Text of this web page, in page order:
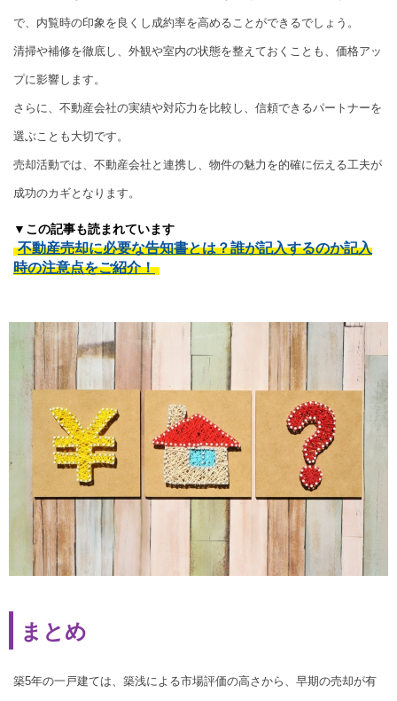
で、内覧時の印象を良くし成約率を高めることができるでしょう。
清掃や補修を徹底し、外観や室内の状態を整えておくことも、価格アッ
プに影響します。
さらに、不動産会社の実績や対応力を比較し、信頼できるパートナーを
選ぶことも大切です。
売却活動では、不動産会社と連携し、物件の魅力を的確に伝える工夫が
成功のカギとなります。
▼この記事も読まれています
不動産売却に必要な告知書とは？誰が記入するのか記入
時の注意点をご紹介！
まとめ
築5年の一戸建ては、築浅による市場評価の高さから、早期の売却が有